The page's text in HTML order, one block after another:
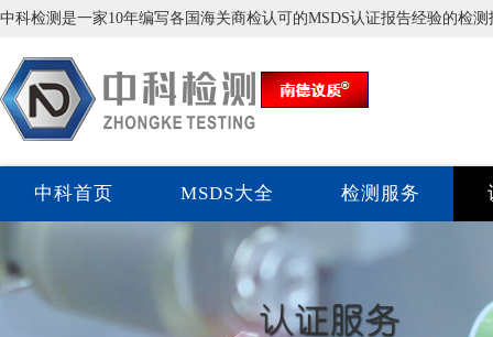
中科检测是一家10年编写各国海关商检认可的MSDS认证报告经验的检
中科首页 MSDS大全 检测服务